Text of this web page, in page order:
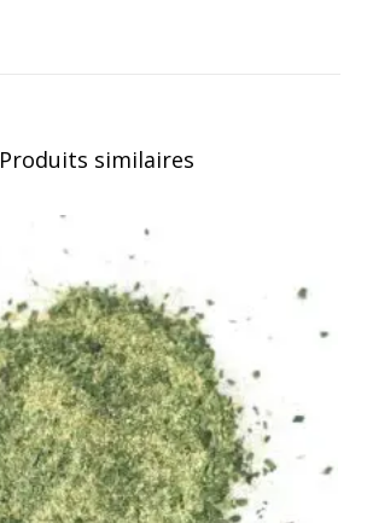
Produits similaires